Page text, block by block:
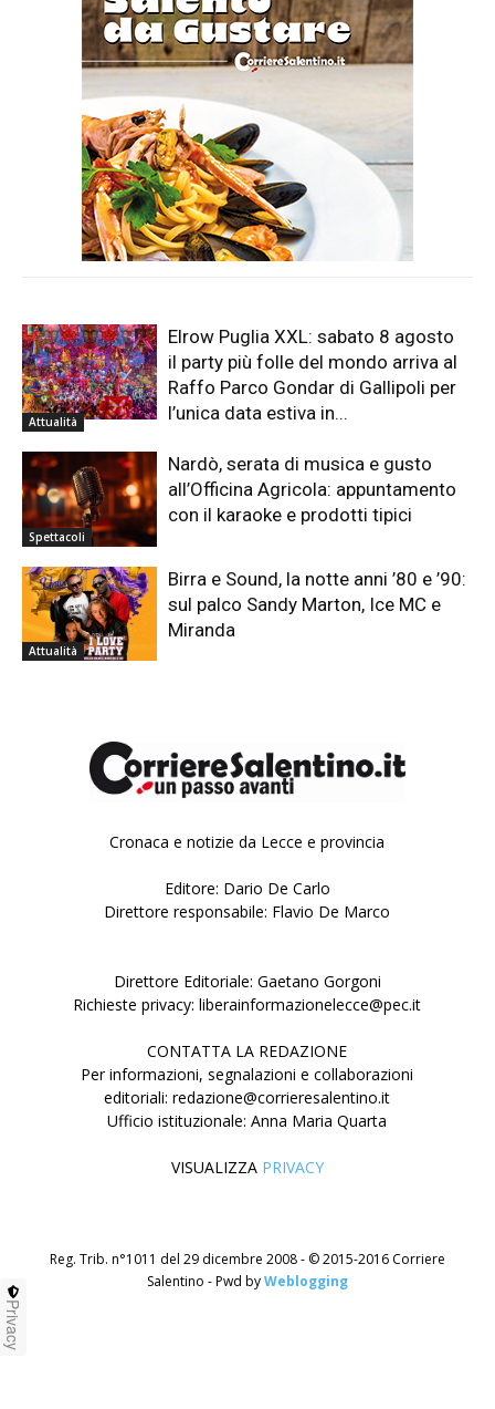
Attualità
Elrow Puglia XXL: sabato 8 agosto
il party più folle del mondo arriva al
Raffo Parco Gondar di Gallipoli per
l’unica data estiva in...
Spettacoli
Nardò, serata di musica e gusto
all’Officina Agricola: appuntamento
con il karaoke e prodotti tipici
Attualità
Birra e Sound, la notte anni ’80 e ’90:
sul palco Sandy Marton, Ice MC e
Miranda
Cronaca e notizie da Lecce e provincia
Editore: Dario De Carlo
Direttore responsabile: Flavio De Marco
Direttore Editoriale: Gaetano Gorgoni
Richieste privacy: liberainformazionelecce@pec.it
CONTATTA LA REDAZIONE
Per informazioni, segnalazioni e collaborazioni
editoriali: redazione@corrieresalentino.it
Ufficio istituzionale: Anna Maria Quarta
VISUALIZZA PRIVACY
Reg. Trib. n°1011 del 29 dicembre 2008 - © 2015-2016 Corriere
Salentino - Pwd byWeblogging
Privacy